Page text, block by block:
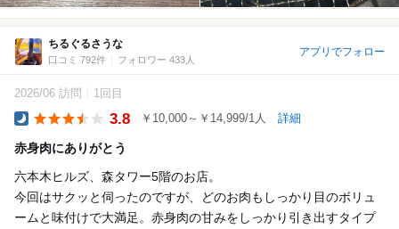
ちるぐるさうな
口コミ 792件 フォロワー 433人
アプリでフォロー
2026/06 訪問 1回目
3.8 ￥10,000～￥14,999/1人 詳細
赤身肉にありがとう
六本木ヒルズ、森タワー5階のお店。
今回はサクッと伺ったのですが、どのお肉もしっかり目のボリュ
ームと味付けで大満足。赤身肉の甘みをしっかり引き出すタイプ